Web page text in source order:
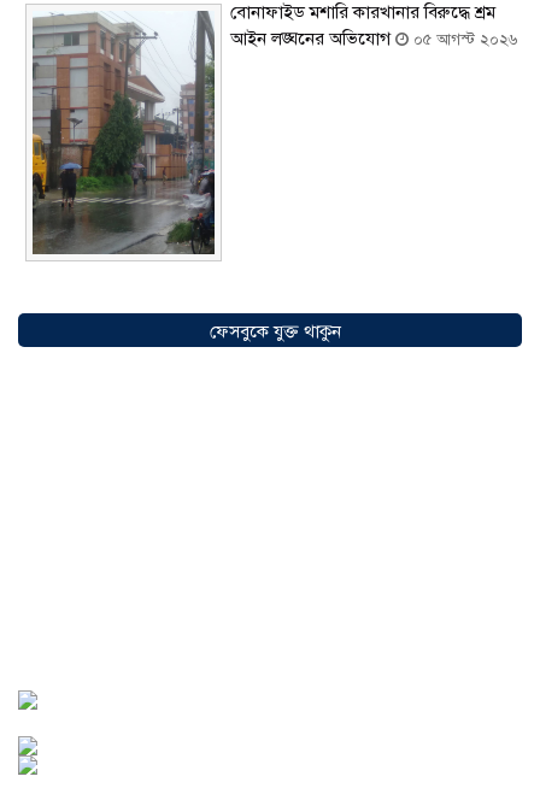
বোনাফাইড মশারি কারখানার বিরুদ্ধে শ্রম
আইন লঙ্ঘনের অভিযোগ
০৫ আগস্ট ২০২৬
অগ্রযাত্রায় নতুন অধ্যায়, উদ্বোধন হলো ‘শিফা
মোহাম্মদিয়া ফিশারিজ’
০৫ আগস্ট ২০২৬
ফেসবুকে যুক্ত থাকুন